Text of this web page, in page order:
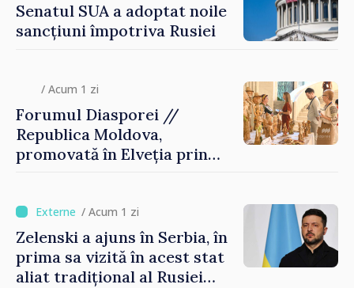
Senatul SUA a adoptat noile
sancțiuni împotriva Rusiei
/ Acum 1 zi
Forumul Diasporei //
Republica Moldova,
promovată în Elveția prin
/ Acum 1 zi
Zelenski a ajuns în Serbia, în
prima sa vizită în acest stat
aliat tradițional al Rusiei